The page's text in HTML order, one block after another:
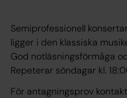
Semiprofessionell
ligger i den klassiska
God notläsningsförmåga
Repeterar söndagar kl.
För antagningsprov